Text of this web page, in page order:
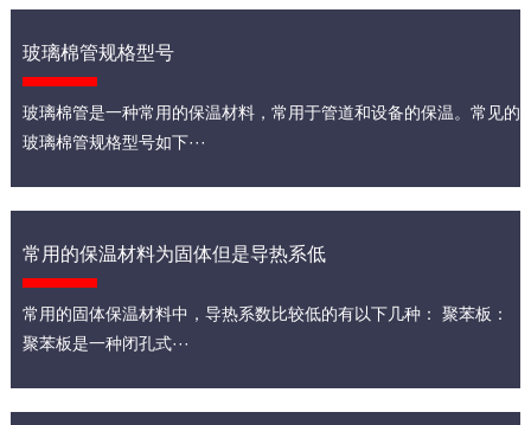
玻璃棉管规格型号
玻璃棉管是一种常用的保温材料，常用于管道和设备的保温。常见的
玻璃棉管规格型号如下···
常用的保温材料为固体但是导热系低
常用的固体保温材料中，导热系数比较低的有以下几种： 聚苯板：
聚苯板是一种闭孔式···